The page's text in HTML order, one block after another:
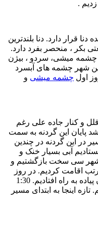
.
دارد. دنا بلندترین
بکر ، منحصر بفرد دارد.
میشی، سردو ، بیژن
شهر چشمه های آبسرد
اول چشمه میشی و
و کنار جاده علی رغم
پایان این گردنه به سمت
در این گردنه در چندین
آبی بسیار خنک و
آن در ساعت 7 شب به شهر سی سخت بازگشتیم و
اقامت کردیم. در روز
دوم به سمت کوه گل و دیدن دریاچه آن پیاده به راه افتادیم. 1:30
اینجا به ابتدای مسیر